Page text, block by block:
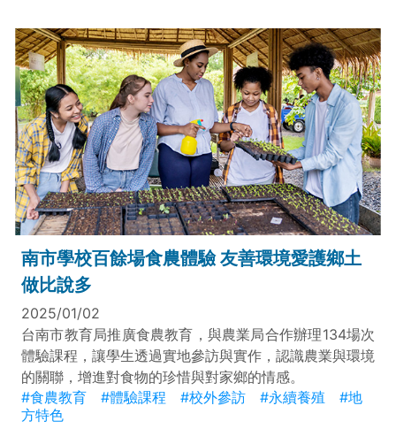
南市學校百餘場食農體驗 友善環境愛護鄉土
做比說多
2025/01/02
台南市教育局推廣食農教育，與農業局合作辦理134場次
體驗課程，讓學生透過實地參訪與實作，認識農業與環境
的關聯，增進對食物的珍惜與對家鄉的情感。
#食農教育
#體驗課程 #校外參訪 #永續養殖
#地
方特色